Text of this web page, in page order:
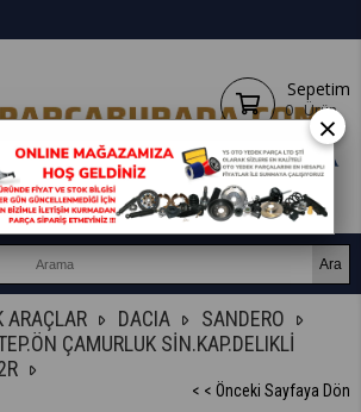
Sepetim
0 Ürün
ARAÇLAR DACIA
SANDERO
ÇAMURLUK SİN.KAP.DELIKLİ
< < Önceki Sayfaya Dön
×